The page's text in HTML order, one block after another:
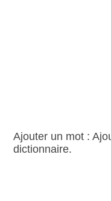
Ajouter un mot :
dictionnaire.